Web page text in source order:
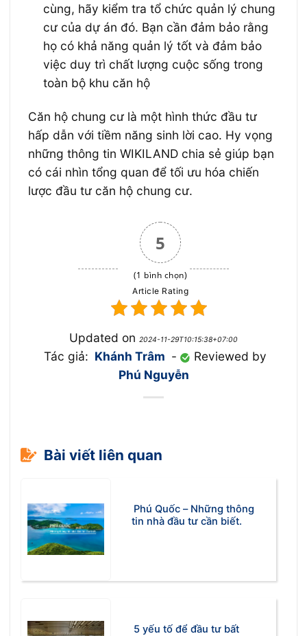
cùng, hãy kiểm tra tổ chức quản lý chung
cư của dự án đó. Bạn cần đảm bảo rằng
họ có khả năng quản lý tốt và đảm bảo
việc duy trì chất lượng cuộc sống trong
toàn bộ khu căn hộ
Căn hộ chung cư là một hình thức đầu tư
hấp dẫn với tiềm năng sinh lời cao. Hy vọng
những thông tin WIKILAND chia sẻ giúp bạn
có cái nhìn tổng quan để tối ưu hóa chiến
lược đầu tư căn hộ chung cư.
5
(1 bình chọn)
Article Rating
Updated on 2024-11-29T10:15:38+07:00
Tác giả: Khánh Trâm -
Reviewed by
Phú Nguyễn
Bài viết liên quan
Phú Quốc – Những thông
tin nhà đầu tư cần biết.
5 yếu tố để đầu tư bất